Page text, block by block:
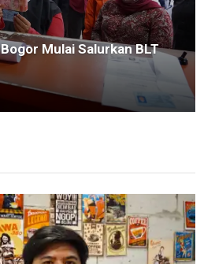
Mulai Salurkan BLT